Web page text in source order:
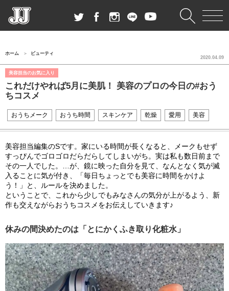
ホーム ビューティ
美容担当のお気に入り
これだけやれば5月に美肌！ 美容のプロの今日の#おう
ちコスメ
2020.04.09
おうちメーク おうち時間 スキンケア 乾燥 愛用 美容
美容担当編集のSです。家にいる時間が長くなると、メークもせず
すっぴんでゴロゴロだらだらしてしまいがち。実は私も数日前まで
その一人でした。…が、鏡に映った自分を見て、なんとなく気が滅
入ることに気が付き、「毎日ちょっとでも美容に時間をかけよ
う！」と、ルールを決めました。
ということで、これから少しでもみなさんの気分が上がるよう、新
作も交えながらおうちコスメをお伝えしていきます♪
休みの間決めたのは「とにかくふき取り化粧水」